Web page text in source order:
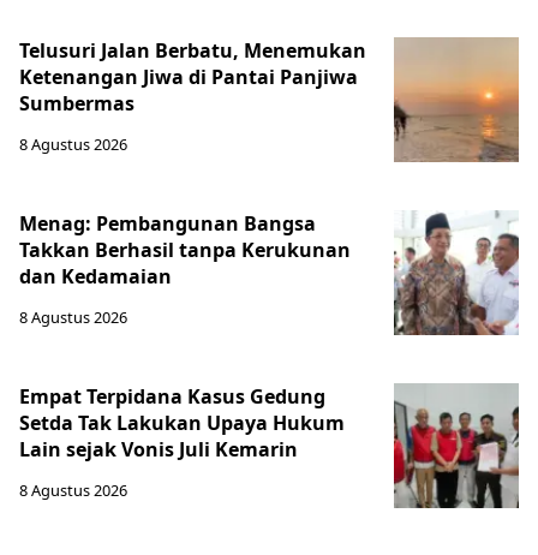
Telusuri Jalan Berbatu, Menemukan
Ketenangan Jiwa di Pantai Panjiwa
Sumbermas
8 Agustus 2026
Menag: Pembangunan Bangsa
Takkan Berhasil tanpa Kerukunan
dan Kedamaian
8 Agustus 2026
Empat Terpidana Kasus Gedung
Setda Tak Lakukan Upaya Hukum
Lain sejak Vonis Juli Kemarin
8 Agustus 2026